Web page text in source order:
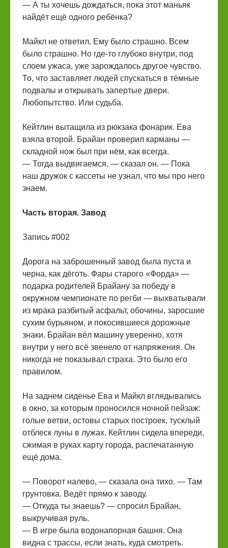
— А ты хочешь дождаться, пока этот маньяк
найдёт ещё одного ребёнка?
Майкл не ответил. Ему было страшно. Всем
было страшно. Но где-то глубоко внутри, под
слоем ужаса, уже зарождалось другое чувство.
То, что заставляет людей спускаться в тёмные
подвалы и открывать запертые двери.
Любопытство. Или судьба.
Кейтлин вытащила из рюкзака фонарик. Ева
взяла второй. Брайан проверил карманы —
складной нож был при нём, как всегда.
— Тогда выдвигаемся, — сказал он. — Пока
наш дружок с кассеты не узнал, что мы про него
знаем.
Часть вторая. Завод
Запись #002
Дорога на заброшенный завод была пуста и
черна, как дёготь. Фары старого «Форда» —
подарка родителей Брайану за победу в
окружном чемпионате по регби — выхватывали
из мрака разбитый асфальт, обочины, заросшие
сухим бурьяном, и покосившиеся дорожные
знаки. Брайан вёл машину уверенно, хотя
внутри у него всё звенело от напряжения. Он
никогда не показывал страха. Это было его
правилом.
На заднем сиденье Ева и Майкл вглядывались
в окно, за которым проносился ночной пейзаж:
голые ветви, остовы старых построек, тусклый
отблеск луны в лужах. Кейтлин сидела впереди,
сжимая в руках карту города, распечатанную
ещё дома.
— Поворот налево, — сказала она тихо. — Там
грунтовка. Ведёт прямо к заводу.
— Откуда ты знаешь? — спросил Брайан,
выкручивая руль.
— В игре была водонапорная башня. Она
видна с трассы, если знать, куда смотреть.